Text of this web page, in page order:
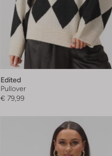
Edited
Pullover
€ 79,99